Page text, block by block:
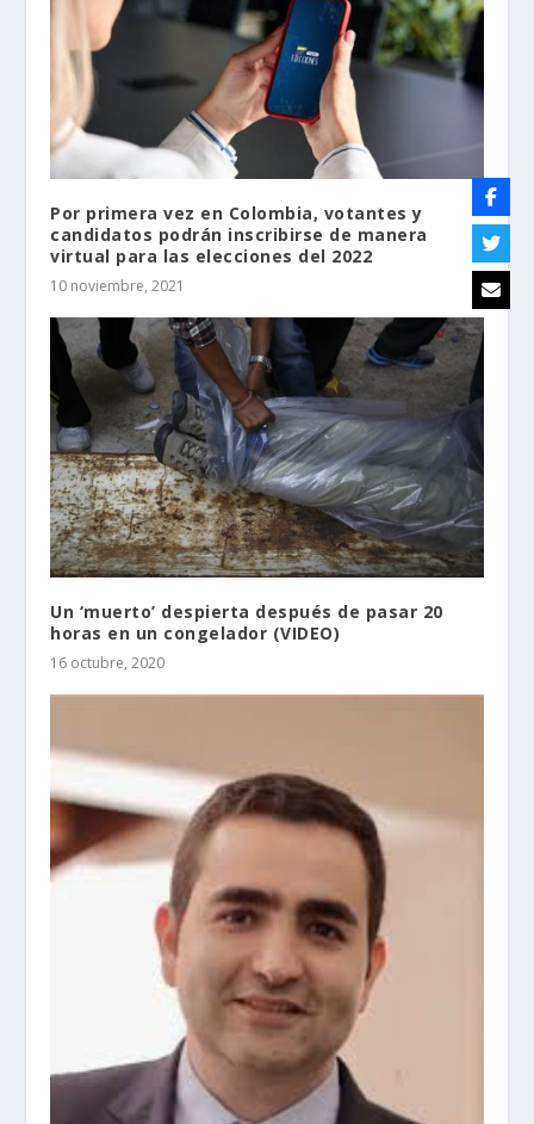
Por primera vez en Colombia, votantes y
candidatos podrán inscribirse de manera
virtual para las elecciones del 2022
10 noviembre, 2021
Un ‘muerto’ despierta después de pasar 20
horas en un congelador (VIDEO)
16 octubre, 2020